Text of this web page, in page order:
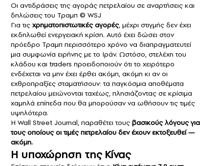
Οι αντιδράσεις της αγοράς πετρελαίου σε αναρτήσεις και
δηλώσεις του Τραμπ © WSJ
Για τις χρηματοπιστωτικές αγορές, μέχρι στιγμής δεν έχει
εκδηλωθεί ενεργειακή κρίση. Αυτό έχει δώσει στον
πρόεδρο Τραμπ περισσότερο χρόνο να διαπραγματευτεί
μια συμφωνία ειρήνης με το Ιράν. Ωστόσο, στελέχη του
κλάδου και traders προειδοποιούν ότι το χειρότερο
ενδέχεται να μην έχει έρθει ακόμη, ακόμη κι αν οι
εχθροπραξίες σταματήσουν: τα παγκόσμια αποθέματα
πετρελαίου μειώνονται ταχέως, πλησιάζοντας σε κρίσιμα
χαμηλά επίπεδα που θα μπορούσαν να ωθήσουν τις τιμές
υψηλότερα.
Η Wall Street Journal, παραθέτει τους βασικούς λόγους για
τους οποίους οι τιμές πετρελαίου δεν έχουν εκτοξευθεί —
ακόμη.
Η υποχώρηση της Κίνας